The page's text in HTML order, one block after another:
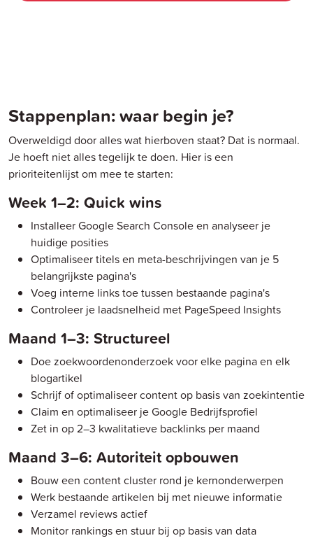
Stappenplan: waar begin je?
Overweldigd door alles wat hierboven staat? Dat is normaal.
Je hoeft niet alles tegelijk te doen. Hier is een
prioriteitenlijst om mee te starten:
Week 1–2: Quick wins
Installeer Google Search Console en analyseer je
huidige posities
Optimaliseer titels en meta-beschrijvingen van je 5
belangrijkste pagina's
Voeg interne links toe tussen bestaande pagina's
Controleer je laadsnelheid met PageSpeed Insights
Maand 1–3: Structureel
Doe zoekwoordenonderzoek voor elke pagina en elk
blogartikel
Schrijf of optimaliseer content op basis van zoekintentie
Claim en optimaliseer je Google Bedrijfsprofiel
Zet in op 2–3 kwalitatieve backlinks per maand
Maand 3–6: Autoriteit opbouwen
Bouw een content cluster rond je kernonderwerpen
Werk bestaande artikelen bij met nieuwe informatie
Verzamel reviews actief
Monitor rankings en stuur bij op basis van data